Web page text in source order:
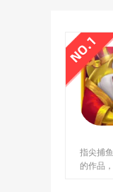
指尖捕
的作品